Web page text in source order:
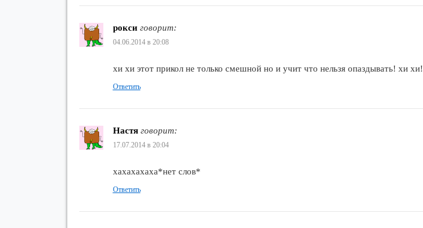
рокси говорит:
04.06.2014 в 20:08
хи хи этот прикол не только смешной но и учит что нельзя опаздывать! хи хи!
Ответить
Настя говорит:
17.07.2014 в 20:04
хахахахаха*нет слов*
Ответить